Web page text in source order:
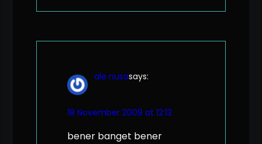
ale nusasays:
18 November 2009 at 12:13
bener banget bener